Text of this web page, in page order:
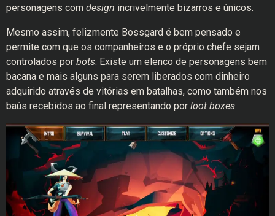
personagens com design incrivelmente bizarros e únicos.
Mesmo assim, felizmente Bossgard é bem pensado e
permite com que os companheiros e o próprio chefe sejam
controlados por bots. Existe um elenco de personagens bem
bacana e mais alguns para serem liberados com dinheiro
adquirido através de vitórias em batalhas, como também nos
baús recebidos ao final representando por loot boxes.